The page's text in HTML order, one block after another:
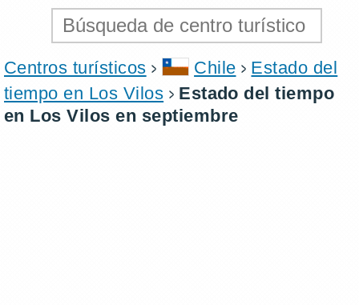
Centros turísticos Chile
Estado del
tiempo en Los Vilos
Estado del tiempo
en Los Vilos en septiembre